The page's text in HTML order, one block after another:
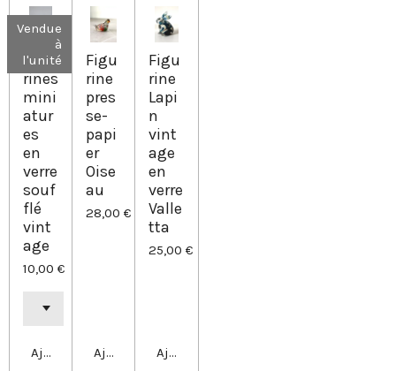
Vendue
à
l'unité
Figu
rines
mini
atur
es
en
verre
souf
flé
vint
age
10,00 €
Ajouter au panier
Figu
rine
pres
se-
papi
er
Oise
au
28,00 €
Ajouter au panier
Figu
rine
Lapi
n
vint
age
en
verre
Valle
tta
25,00 €
Ajouter au panier